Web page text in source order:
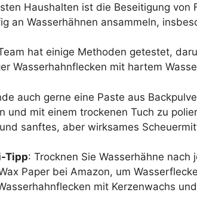
Haushalten ist die Beseitigung
an Wasserhähnen ansammeln,
hat einige Methoden getestet,
Wasserhahnflecken mit hartem
auch gerne eine Paste aus
und mit einem trockenen Tuch zu
sanftes, aber wirksames
Tipp: Trocknen Sie Wasserhähne
Wax Paper bei Amazon, um
mit Kerzenwachs